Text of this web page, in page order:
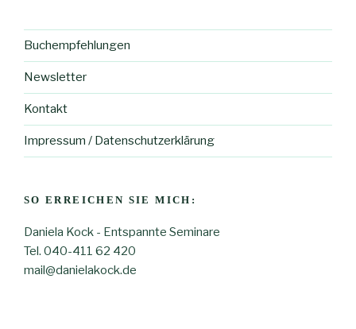
Buchempfehlungen
Newsletter
Kontakt
Impressum / Datenschutzerklärung
SO ERREICHEN SIE MICH:
Daniela Kock - Entspannte Seminare
Tel. 040-411 62 420
mail@danielakock.de